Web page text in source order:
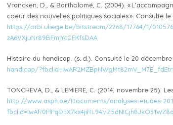
Vrancken, D., & Bartholomé, C. (2004). «
coeur des nouvelles politiques sociales ». Consulté le
https://orbi.uliege.be/bitstream/2268/17764/1/
zA6VXjuNr89BFmjYcCFKfsDAA
Histoire du handicap. (s. d.). Consulté le 20 décembre
handicap/
TONCHEVA, D., & LEMIERE, C. (2014, novembre
http://www.asph.be/Documents/analyses-etudes-